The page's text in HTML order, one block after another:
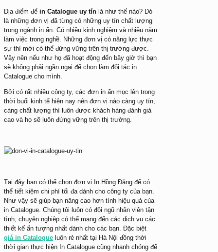
Địa điểm để in Catalogue uy tín là như thế nào? Đó
là những đơn vị đã từng có những uy tín chất lượng
trong ngành in ấn. Có nhiều kinh nghiệm và nhiều năm
làm việc trong nghề. Những đơn vị có năng lực thực
sự thì mời có thể đứng vững trên thị trường được.
Vậy nên nếu như họ đã hoạt động đến bây giờ thì bạn
sẽ không phải ngần ngại để chọn làm đối tác in
Catalogue cho mình.
Bởi có rất nhiều công ty, các đơn in ấn mọc lên trong
thời buổi kinh tế hiện nay nên đơn vị nào càng uy tín,
càng chất lượng thì luôn được khách hàng đánh giá
cao và họ sẽ luôn đứng vững trên thị trường.
Tại đây bạn có thể chọn đơn vị In Hồng Đăng để có
thể tiết kiệm chi phí tối đa dành cho công ty của bạn.
Như vậy sẽ giúp bạn nâng cao hơn tính hiệu quả của
in Catalogue. Chúng tôi luôn có đội ngũ nhân viên tận
tình, chuyên nghiệp có thể mang đến các dịch vụ các
thiết kế ấn tượng nhất dành cho các bạn. Đặc biệt
giá in Catalogue luôn rẻ nhất tại Hà Nội đồng thời
thời gian thực hiện In Catalogue cũng nhanh chóng để